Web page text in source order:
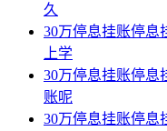
久
30万停息挂账停息
上学
30万停息挂账停息
账呢
30万停息挂账停息